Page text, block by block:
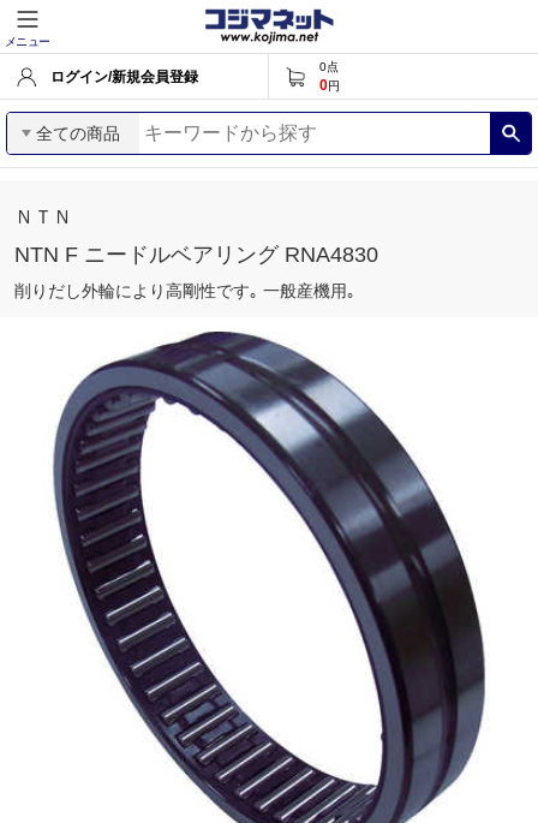
メニュー
ログイン/新規会員登録
0点
0円
全ての商品
ＮＴＮ
NTN F ニードルベアリング RNA4830
削りだし外輪により高剛性です｡ 一般産機用｡